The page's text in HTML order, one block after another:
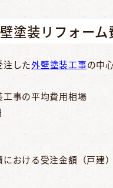
塗装リフォー
注した外壁塗装工事の中
事の平均費用相場
おける受注金額（戸建）